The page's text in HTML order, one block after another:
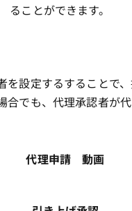
ることができます。
を設定するすることで
合でも、代理承認者が